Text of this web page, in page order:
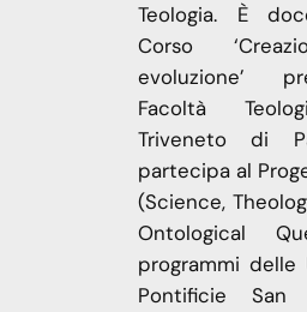
Teologia. È
Corso
evoluzione’
Facoltà
Triveneto di
partecipa al
(Science,
Ontological
programmi delle
Pontificie San